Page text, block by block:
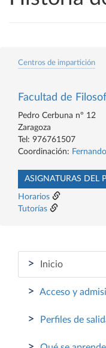
Centros de impartición
Facultad de
Pedro Cerbuna nº 12
Zaragoza
Tel: 976761507
Coordinación:
ASIGNATURAS DEL
Horarios
Tutorías
> Inicio
> Acceso y
> Perfiles de